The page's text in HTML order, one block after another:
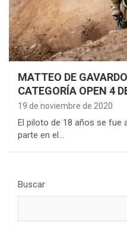
MATTEO DE
CATEGORÍA OPEN 4
19 de noviembre de 2020
El piloto de 18 años se fue
parte en el…
Buscar